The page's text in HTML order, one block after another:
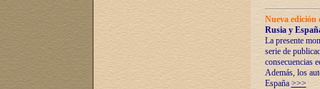
Nueva
Rusia y
La presente
serie de
consecuencias
Además, los
España >>>